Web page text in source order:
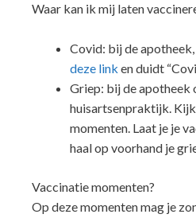
Waar kan ik mij laten
Covid: bij de
deze link en duidt
Griep: bij de apotheek
huisartsenpraktijk.
momenten. Laat je je
haal op voorhand je
Vaccinatie momenten?
Op deze momenten mag je